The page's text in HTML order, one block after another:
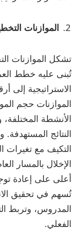
الموازنات
تشكل الموازنات
تُبنى عليه خطط
الاستراتيجية إلى
الموازنات حجم
الأنشطة المختلفة،
النتائج
التكيف مع تغيرات
الإخلال بالمسار
أعلى على إعادة
تُسهم في تحقيق
المدروس، وتربط
الفعلي.